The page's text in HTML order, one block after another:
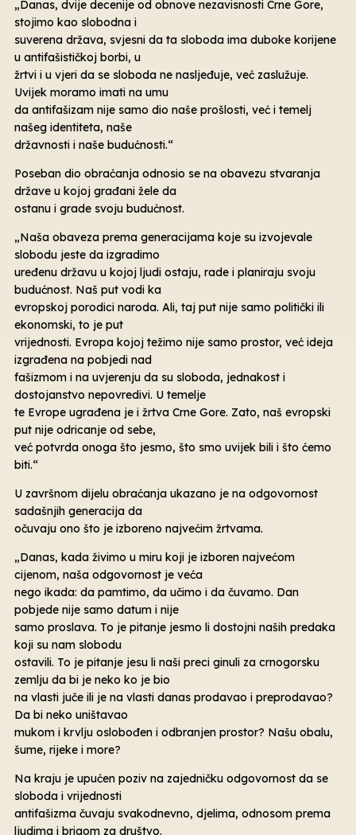
„Danas, dvije decenije od obnove nezavisnosti Crne Gore,
stojimo kao slobodna i
suverena država, svjesni da ta sloboda ima duboke korijene
u antifašističkoj borbi, u
žrtvi i u vjeri da se sloboda ne nasljeđuje, već zaslužuje.
Uvijek moramo imati na umu
da antifašizam nije samo dio naše prošlosti, već i temelj
našeg identiteta, naše
državnosti i naše budućnosti.“
Poseban dio obraćanja odnosio se na obavezu stvaranja
države u kojoj građani žele da
ostanu i grade svoju budućnost.
„Naša obaveza prema generacijama koje su izvojevale
slobodu jeste da izgradimo
uređenu državu u kojoj ljudi ostaju, rade i planiraju svoju
budućnost. Naš put vodi ka
evropskoj porodici naroda. Ali, taj put nije samo politički ili
ekonomski, to je put
vrijednosti. Evropa kojoj težimo nije samo prostor, već ideja
izgrađena na pobjedi nad
fašizmom i na uvjerenju da su sloboda, jednakost i
dostojanstvo nepovredivi. U temelje
te Evrope ugrađena je i žrtva Crne Gore. Zato, naš evropski
put nije odricanje od sebe,
već potvrda onoga što jesmo, što smo uvijek bili i što ćemo
biti.“
U završnom dijelu obraćanja ukazano je na odgovornost
sadašnjih generacija da
očuvaju ono što je izboreno najvećim žrtvama.
„Danas, kada živimo u miru koji je izboren najvećom
cijenom, naša odgovornost je veća
nego ikada: da pamtimo, da učimo i da čuvamo. Dan
pobjede nije samo datum i nije
samo proslava. To je pitanje jesmo li dostojni naših predaka
koji su nam slobodu
ostavili. To je pitanje jesu li naši preci ginuli za crnogorsku
zemlju da bi je neko ko je bio
na vlasti juče ili je na vlasti danas prodavao i preprodavao?
Da bi neko uništavao
mukom i krvlju oslobođen i odbranjen prostor? Našu obalu,
šume, rijeke i more?
Na kraju je upućen poziv na zajedničku odgovornost da se
sloboda i vrijednosti
antifašizma čuvaju svakodnevno, djelima, odnosom prema
ljudima i brigom za društvo.